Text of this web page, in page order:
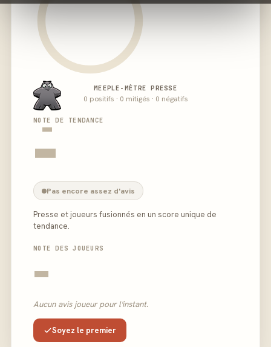
-
MEEPLE-MÈTRE PRESSE
0 positifs · 0 mitigés · 0 négatifs
NOTE DE TENDANCE
-
Pas encore assez d'avis
Presse et joueurs fusionnés en un score unique de
tendance.
NOTE DES JOUEURS
-
Aucun avis joueur pour l'instant.
Soyez le premier